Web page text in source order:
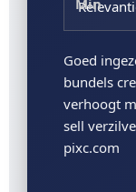
Goed
bundels
verhoogt
sell
pixc.com